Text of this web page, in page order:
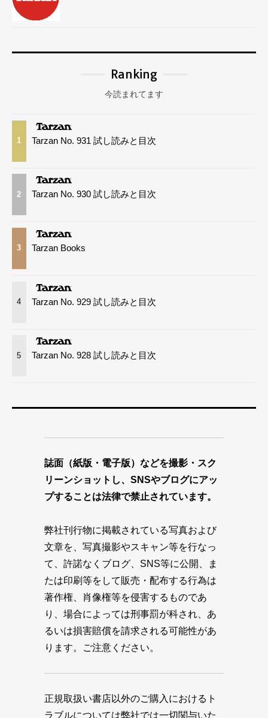
Ranking
今読まれてます
1 Tarzan No. 931 試し読みと目次
2 Tarzan No. 930 試し読みと目次
3 Tarzan Books
4 Tarzan No. 929 試し読みと目次
5 Tarzan No. 928 試し読みと目次
誌面（紙版・電子版）などを撮影・スク
リーンショットし、SNSやブログにアッ
プすることは法律で禁止されています。
弊社刊行物に掲載されている写真および
文章を、写真撮影やスキャン等を行なっ
て、許諾なくブログ、SNS等に公開、ま
たは印刷等をして販売・配布する行為は
著作権、肖像権等を侵害するものであ
り、場合によっては刑事罰が科され、あ
るいは損害賠償を請求される可能性があ
ります。ご注意ください。
正規取扱い書店以外のご購入におけるト
ラブルについては弊社では一切関与いた